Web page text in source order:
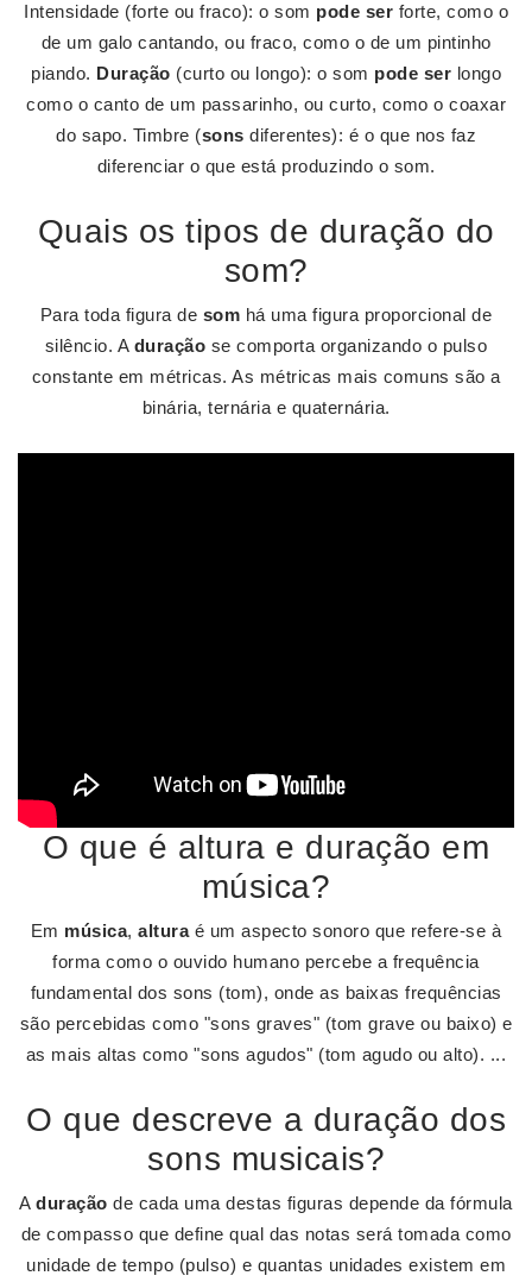
Intensidade (forte ou fraco): o som pode ser forte, como o
de um galo cantando, ou fraco, como o de um pintinho
piando. Duração (curto ou longo): o som pode ser longo
como o canto de um passarinho, ou curto, como o coaxar
do sapo. Timbre (sons diferentes): é o que nos faz
diferenciar o que está produzindo o som.
Quais os tipos de duração do
som?
Para toda figura de som há uma figura proporcional de
silêncio. A duração se comporta organizando o pulso
constante em métricas. As métricas mais comuns são a
binária, ternária e quaternária.
O que é altura e duração em
música?
Em música,alturaé um aspecto sonoro que refere-se à
forma como o ouvido humano percebe a frequência
fundamental dos sons (tom), onde as baixas frequências
são percebidas como "sons graves" (tom grave ou baixo) e
as mais altas como "sons agudos" (tom agudo ou alto). ...
O que descreve a duração dos
sons musicais?
Aduração de cada uma destas figuras depende da fórmula
de compasso que define qual das notas será tomada como
unidade de tempo (pulso) e quantas unidades existem em